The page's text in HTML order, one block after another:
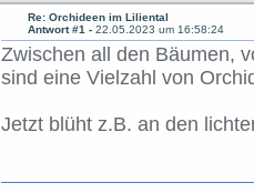
Re: Orchideen im Liliental
Antwort #1 -22.05.2023 um 16:58:24
Zwischen all den Bäumen,
sind eine Vielzahl von
Jetzt blüht z.B. an den